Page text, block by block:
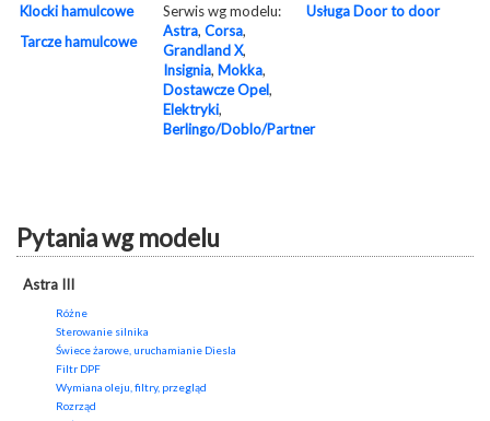
Klocki hamulcowe
Tarcze hamulcowe
Serwis wg modelu:
Astra, Corsa,
Grandland X,
Insignia, Mokka,
Dostawcze Opel,
Elektryki,
Berlingo/Doblo/Partner
Usługa Door to door
Pytania wg modelu
Astra III
Różne
Sterowanie silnika
Świece żarowe, uruchamianie Diesla
Filtr DPF
Wymiana oleju, filtry, przegląd
Rozrząd